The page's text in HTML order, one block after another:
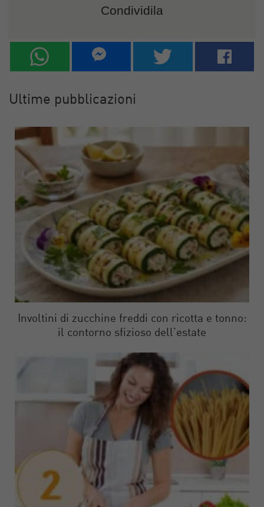
Condividila
Ultime pubblicazioni
Involtini di zucchine freddi con ricotta e tonno:
il contorno sfizioso dell’estate